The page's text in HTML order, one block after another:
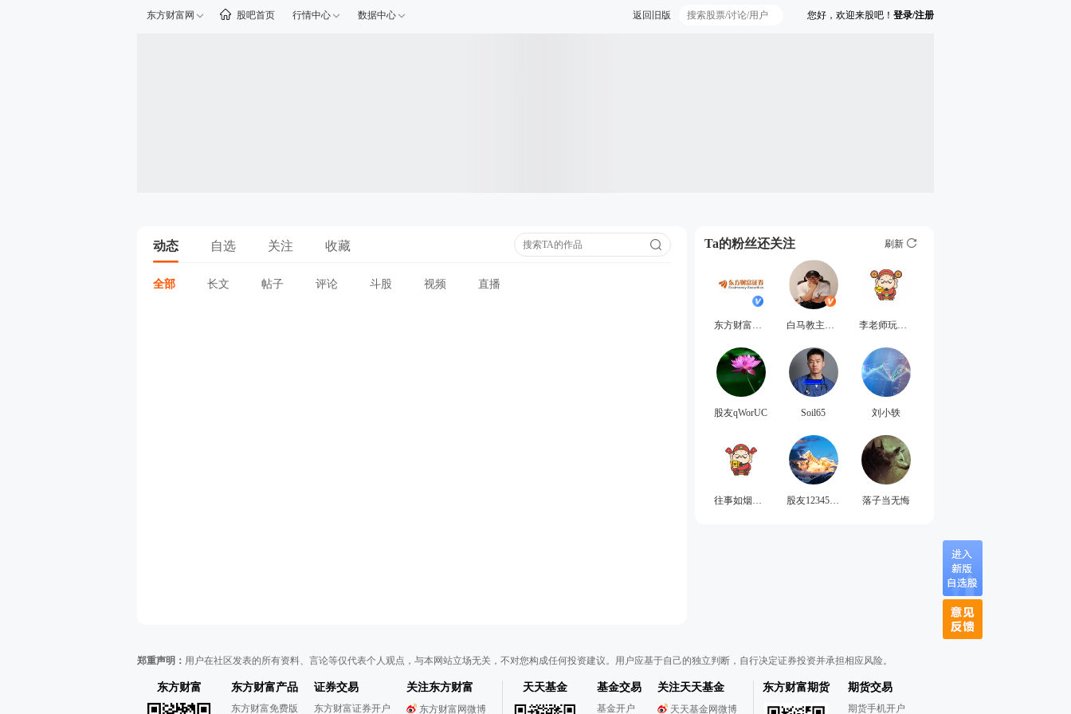
东方财富网 股吧首页 行情中心 数据中心 您好，欢迎来股吧！ 登录/注册
返回旧版
动态 自选 关注 收藏
全部 长文 帖子 评论 斗股 视频 直播
Ta的粉丝还关注 刷新
东方财富证券 白马教主刘正涛 李老师玩价值投资
股友qWorUC Soil65 刘小轶
往事如烟不抄底 股友123456hh 落子当无悔
郑重声明： 用户在社区发表的所有资料、言论等仅代表个人观点，与本网站立场无关，不对您构成任何投资建议。用户应基于自己的独立判断，自行决定证券投资并承担相应风险。
东方财富 东方财富产品
东方财富免费版
证券交易
东方财富证券开户
关注东方财富
东方财富网微博
天天基金 基金交易
基金开户
关注天天基金
天天基金网微博
东方财富期货 期货交易
期货手机开户